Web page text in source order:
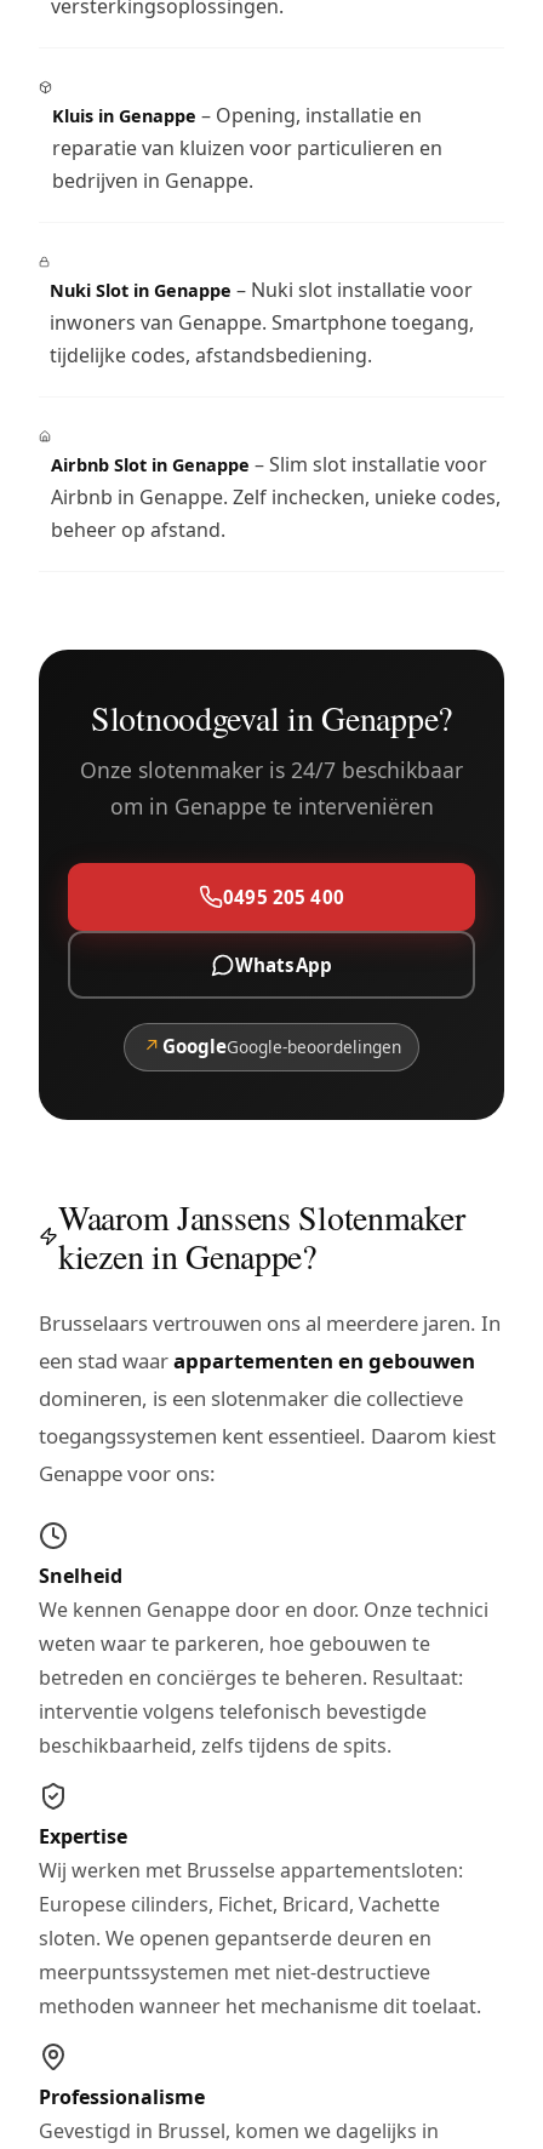
versterkingsoplossingen.
Kluis in Genappe – Opening, installatie en
reparatie van kluizen voor particulieren en
bedrijven in Genappe.
Nuki Slot in Genappe – Nuki slot installatie voor
inwoners van Genappe. Smartphone toegang,
tijdelijke codes, afstandsbediening.
Airbnb Slot in Genappe – Slim slot installatie voor
Airbnb in Genappe. Zelf inchecken, unieke codes,
beheer op afstand.
Slotnoodgeval in Genappe?
Onze slotenmaker is 24/7 beschikbaar
om in Genappe te interveniëren
0495 205 400
WhatsApp
↗ GoogleGoogle-beoordelingen
Waarom Janssens Slotenmaker
kiezen in Genappe?
Brusselaars vertrouwen ons al meerdere jaren. In
een stad waarappartementen en gebouwen
domineren, is een slotenmaker die collectieve
toegangssystemen kent essentieel. Daarom kiest
Genappe voor ons:
Snelheid
We kennen Genappe door en door. Onze technici
weten waar te parkeren, hoe gebouwen te
betreden en conciërges te beheren. Resultaat:
interventie volgens telefonisch bevestigde
beschikbaarheid, zelfs tijdens de spits.
Expertise
Wij werken met Brusselse appartementsloten:
Europese cilinders, Fichet, Bricard, Vachette
sloten. We openen gepantserde deuren en
meerpuntssystemen met niet-destructieve
methoden wanneer het mechanisme dit toelaat.
Professionalisme
Gevestigd in Brussel, komen we dagelijks in